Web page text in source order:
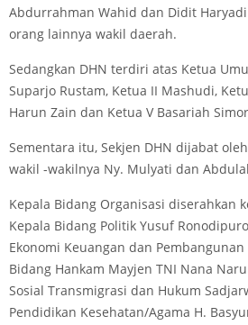
Abdurrahman Wahid dan Didit
orang lainnya wakil daerah.
Sedangkan DHN terdiri atas Ketua
Suparjo Rustam, Ketua II Mashudi,
Harun Zain dan Ketua V Basariah
Sementara itu, Sekjen DHN dijabat
wakil -wakilnya Ny. Mulyati dan
Kepala Bidang Organisasi diserahkan
Kepala Bidang Politik Yusuf
Ekonomi Keuangan dan Pembangunan
Bidang Hankam Mayjen TNI Nana
Sosial Transmigrasi dan Hukum
Pendidikan Kesehatan/Agama H.